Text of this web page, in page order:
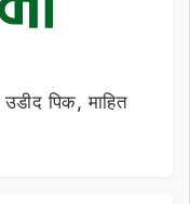
पिक, माहित